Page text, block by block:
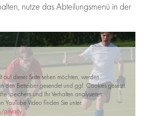
nutze das Abteilungsmenü in der
auf dieser Seite sehen möchten, werden
den Betreiber gesendet und ggf. Cookies gesetzt.
speichern und Ihr Verhalten analysieren.
YouTube Video finden Sie unter:
privacy